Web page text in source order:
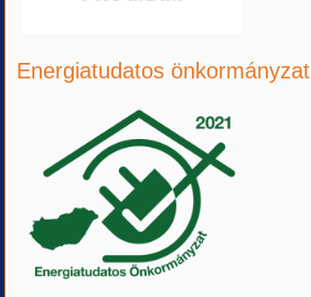
Energiatudatos önkormányzat